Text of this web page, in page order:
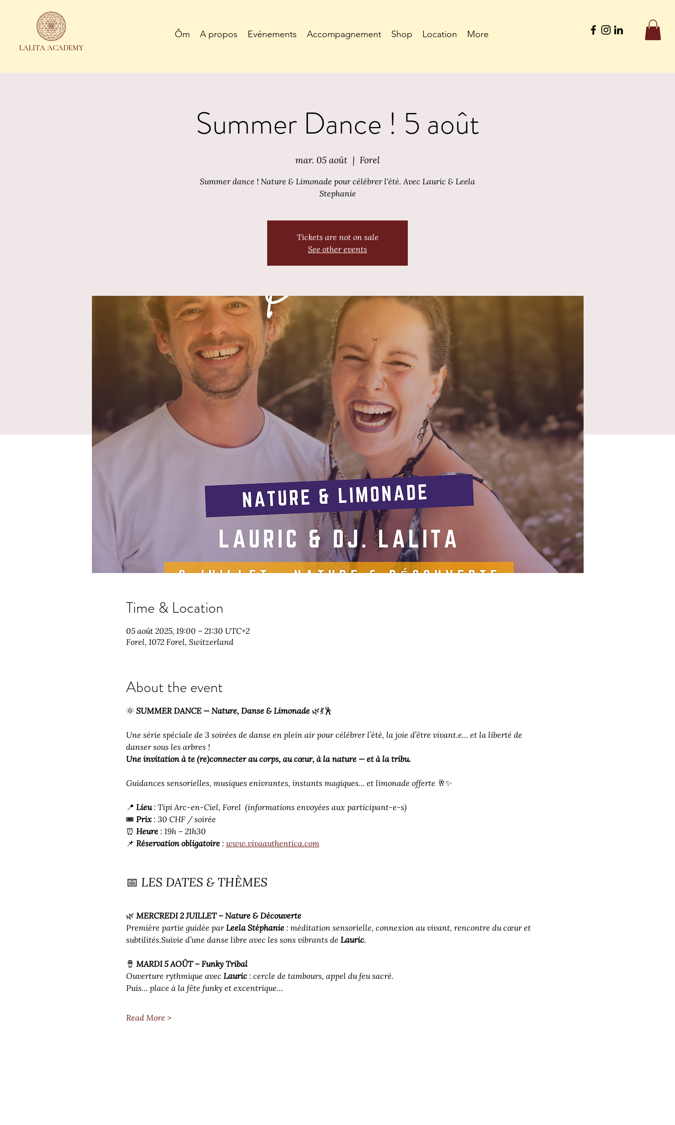
LALITA ACADEMY
Ôm A propos Evénements Accompagnement Shop Location More
Summer Dance ! 5 août
mar. 05 août
  |
Forel
Summer dance ! Nature & Limonade pour célébrer l'été. Avec Lauric & Leela
Stephanie
Tickets are not on sale
See other events
Time & Location
05 août 2025, 19:00 – 21:30 UTC+2
Forel, 1072 Forel, Switzerland
About the event
🌞 SUMMER DANCE — Nature, Danse & Limonade 🌿💃🕺
Une série spéciale de 3 soirées de danse en plein air pour célébrer l’été, la joie d’être vivant.e… et la liberté de
danser sous les arbres !
Une invitation à te (re)connecter au corps, au cœur, à la nature — et à la tribu.
Guidances sensorielles, musiques enivrantes, instants magiques… et limonade offerte 🥂✨
📍 Lieu : Tipi Arc-en-Ciel, Forel  (informations envoyées aux participant-e-s)
🎟️ Prix : 30 CHF / soirée
⏰ Heure : 19h – 21h30
📌 Réservation obligatoire : www.vivaauthentica.com
📅 LES DATES & THÈMES
🌿 MERCREDI 2 JUILLET – Nature & Découverte
Première partie guidée par Leela Stéphanie : méditation sensorielle, connexion au vivant, rencontre du cœur et
subtilités.Suivie d’une danse libre avec les sons vibrants de Lauric.
🪘 MARDI 5 AOÛT – Funky Tribal
Ouverture rythmique avec Lauric : cercle de tambours, appel du feu sacré.
Puis… place à la fête funky et excentrique…
Read More >